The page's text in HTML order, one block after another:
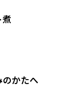
かたへ